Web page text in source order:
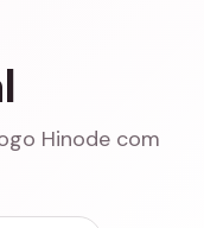
Hinode com